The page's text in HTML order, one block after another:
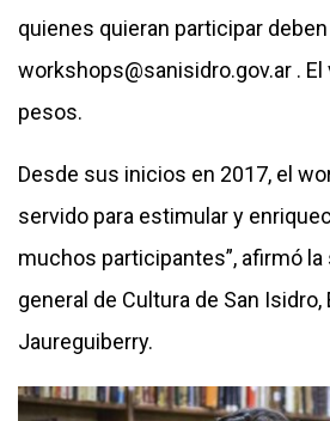
quienes quieran participar
workshops@sanisidro.gov.ar .
pesos.
Desde sus inicios en 2017, el
servido para estimular y
muchos participantes”, afirmó
general de Cultura de San Isidro,
Jaureguiberry.